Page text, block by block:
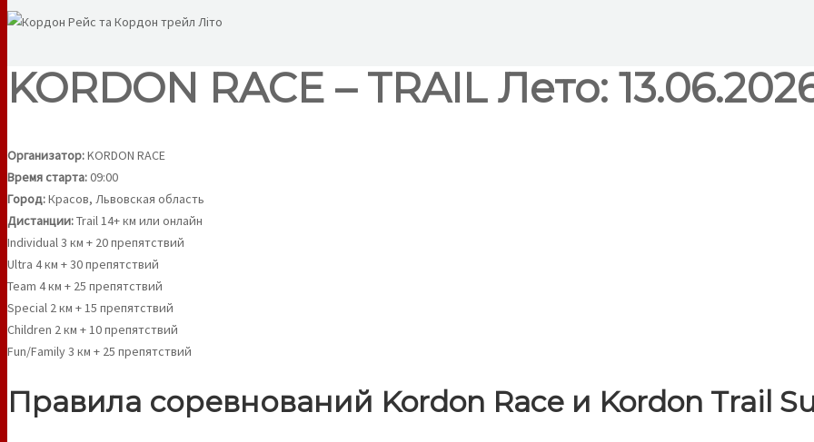
KORDON RACE – TRAIL Лето:
Организатор:KORDON RACE
Время старта:09:00
Город:Красов, Львовская область
Дистанции:Trail 14+ км или онлайн
Individual 3 км + 20 препятствий
Ultra 4 км + 30 препятствий
Team 4 км + 25 препятствий
Special 2 км + 15 препятствий
Children 2 км + 10 препятствий
Fun/Family 3 км + 25 препятствий
Правила соревнований Kordon Race и Kordon Trail